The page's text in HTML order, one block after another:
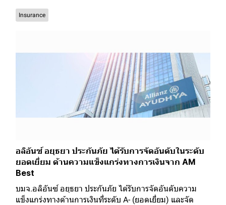
Insurance
อลิอันซ์ อยุธยา ประกันภัย ได้รับการจัดอันดับในระดับ
ยอดเยี่ยม ด้านความแข็งแกร่งทางการเงินจาก AM
Best
บมจ.อลิอันซ์ อยุธยา ประกันภัย ได้รับการจัดอันดับความ
แข็งแกร่งทางด้านการเงินที่ระดับ A- (ยอดเยี่ยม) และจัด